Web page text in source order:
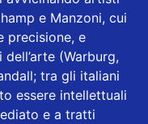
e Manzoni, cui
precisione, e
(Warburg,
tra gli italiani
essere intellettuali
e a tratti